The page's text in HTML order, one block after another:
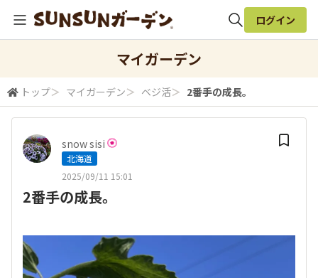
検索
ログイン
マイガーデン
トップ＞ マイガーデン＞ ベジ活＞ 2番手の成長。
snow sisi
北海道
2025/09/11 15:01
2番手の成長。